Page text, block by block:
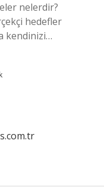
nelerdir?
hedefler
kendinizi…